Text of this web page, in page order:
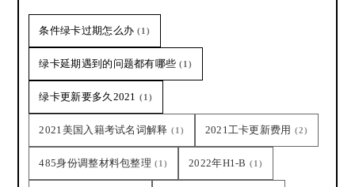
条件绿卡过期怎么办 (1)
绿卡延期遇到的问题都有哪些 (1)
绿卡更新要多久2021 (1)
2021美国入籍考试名词解释 (1) 2021工卡更新费用 (2)
485身份调整材料包整理 (1) 2022年H1-B (1)